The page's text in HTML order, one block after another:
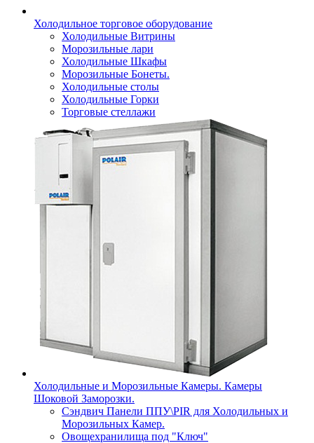
Холодильное торговое оборудование
Холодильные Витрины
Морозильные лари
Холодильные Шкафы
Морозильные Бонеты.
Холодильные столы
Холодильные Горки
Торговые стеллажи
Холодильные и Морозильные Камеры. Камеры
Шоковой Заморозки.
Сэндвич Панели ППУ\PIR для Холодильных и
Морозильных Камер.
Овощехранилища под "Ключ"